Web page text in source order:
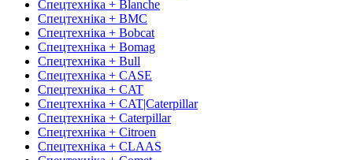
Спецтехніка + Blanche
Спецтехніка + BMC
Спецтехніка + Bobcat
Спецтехніка + Bomag
Спецтехніка + Bull
Спецтехніка + CASE
Спецтехніка + CAT
Спецтехніка + CAT|Caterpillar
Спецтехніка + Caterpillar
Спецтехніка + Citroen
Спецтехніка + CLAAS